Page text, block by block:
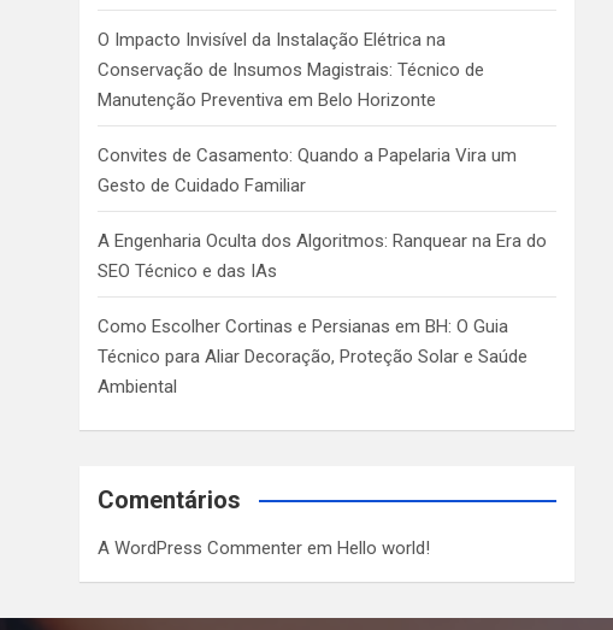
O Impacto Invisível da Instalação Elétrica na
Conservação de Insumos Magistrais: Técnico de
Manutenção Preventiva em Belo Horizonte
Convites de Casamento: Quando a Papelaria Vira um
Gesto de Cuidado Familiar
A Engenharia Oculta dos Algoritmos: Ranquear na Era do
SEO Técnico e das IAs
Como Escolher Cortinas e Persianas em BH: O Guia
Técnico para Aliar Decoração, Proteção Solar e Saúde
Ambiental
Comentários
A WordPress Commenter emHello world!